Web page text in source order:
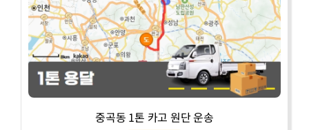
중곡동 1톤 카고 원단 운송